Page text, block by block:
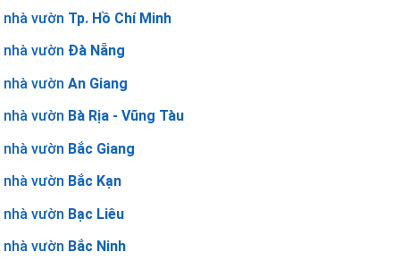
nhà vườn Tp. Hồ Chí Minh
nhà vườn Đà Nẵng
nhà vườn An Giang
nhà vườn Bà Rịa - Vũng Tàu
nhà vườn Bắc Giang
nhà vườn Bắc Kạn
nhà vườn Bạc Liêu
nhà vườn Bắc Ninh